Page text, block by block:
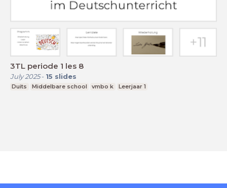
3TL periode 1 les 8
July 2025- 15 slides
Duits Middelbare school vmbo k Leerjaar 1